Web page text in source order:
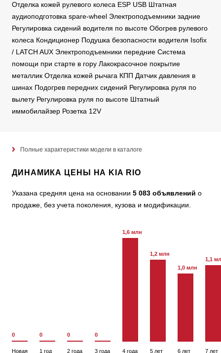
Отделка кожей рулевого колеса ESP USB Штатная
аудиоподготовка spare-wheel Электроподъемники задние
Регулировка сидений водителя по высоте Обогрев рулевого
колеса Кондиционер Подушка безопасности водителя Isofix
/ LATCH AUX Электроподъемники передние Система
помощи при старте в гору Лакокрасочное покрытие
металлик Отделка кожей рычага КПП Датчик давления в
шинах Подогрев передних сидений Регулировка руля по
вылету Регулировка руля по высоте Штатный
иммобилайзер Розетка 12V
Полные характеристики модели в каталоге
ДИНАМИКА ЦЕНЫ НА KIA RIO
Указана средняя цена на основании 5 083 объявлений о
продаже, без учета поколения, кузова и модификации.
0
Новая
0
1 год
0
2 года
0
3 года
1,6 млн
4 года
1,2 млн
5 лет
1,0 млн
6 лет
1,1
7 лет